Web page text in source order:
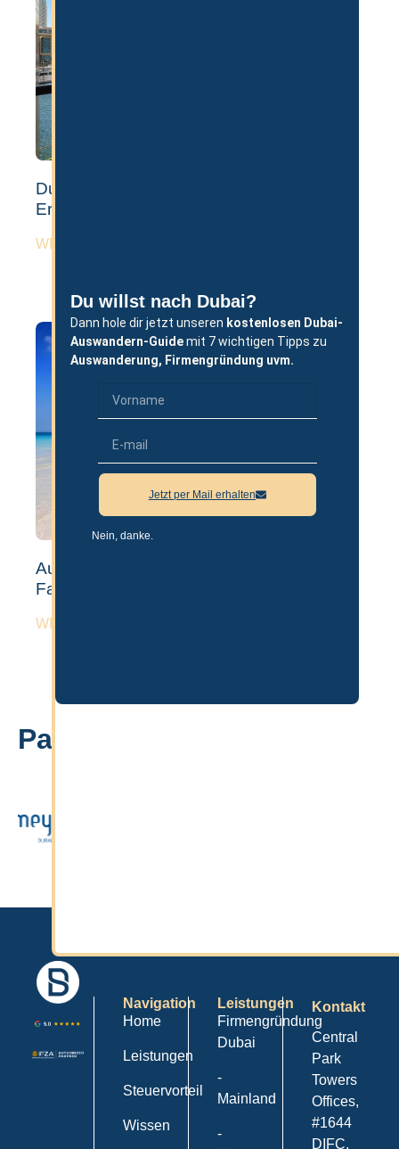
Dubai Wohnung Kaufen: Ablauf, Tipps &
Erfahrungen
WEITERLESEN »
Auswandern nach Dubai mit Kindern &
Familie – Guide 2026
WEITERLESEN »
Partner
Navigation
Home
Leistungen
Steuervorteil
Wissen
Leistungen
Firmengründung
Dubai
-
Mainland
-
Kontakt
Central
Park
Towers
Offices,
#1644
DIFC,
Du willst nach Dubai?
Dann hole dir jetzt unseren kostenlosen Dubai-
Auswandern-Guidemit 7 wichtigen Tipps zu
Auswanderung, Firmengründung uvm.
Jetzt per Mail erhalten
Nein, danke.